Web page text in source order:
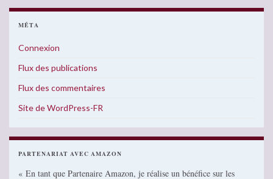
MÉTA
Connexion
Flux des publications
Flux des commentaires
Site de WordPress-FR
PARTENARIAT AVEC AMAZON
« En tant que Partenaire Amazon, je réalise un bénéfice sur les